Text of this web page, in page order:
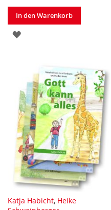
In den Warenkorb
ZUR
HINZUFÜGEN
Katja Habicht, Heike